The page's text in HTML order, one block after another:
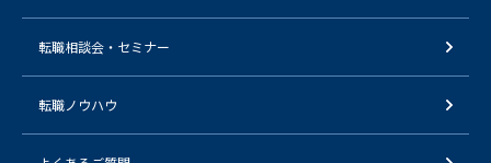
転職相談会・セミナー
転職ノウハウ